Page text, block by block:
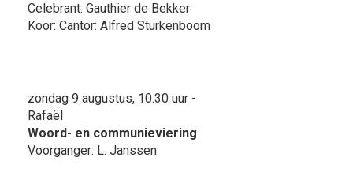
Celebrant: Gauthier de Bekker
Koor: Cantor: Alfred Sturkenboom
zondag 9 augustus, 10:30 uur -
Rafaël
Woord- en communieviering
Voorganger: L. Janssen